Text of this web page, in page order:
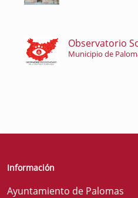
Observatorio
Municipio de
Información
Ayuntamiento de Palomas